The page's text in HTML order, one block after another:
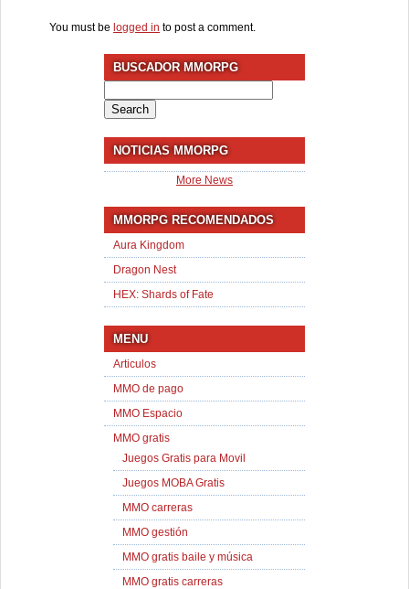
You must be logged in to post a comment.
BUSCADOR MMORPG
for:
NOTICIAS MMORPG
More News
MMORPG RECOMENDADOS
Aura Kingdom
Dragon Nest
HEX: Shards of Fate
MENU
Articulos
MMO de pago
MMO Espacio
MMO gratis
Juegos Gratis para Movil
Juegos MOBA Gratis
MMO carreras
MMO gestión
MMO gratis baile y música
MMO gratis carreras